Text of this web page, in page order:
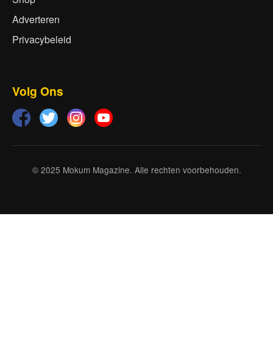
Adverteren
Privacybeleid
Volg Ons
© 2025 Mokum Magazine. Alle rechten voorbehouden.